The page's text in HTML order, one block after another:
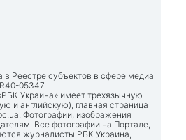
в Реестре субъектов в сфере медиа
05347
Украина» имеет трехязычную
и английскую), главная страница
. Фотографии, изображения
Все фотографии на Портале,
журналисты РБК-Украина,